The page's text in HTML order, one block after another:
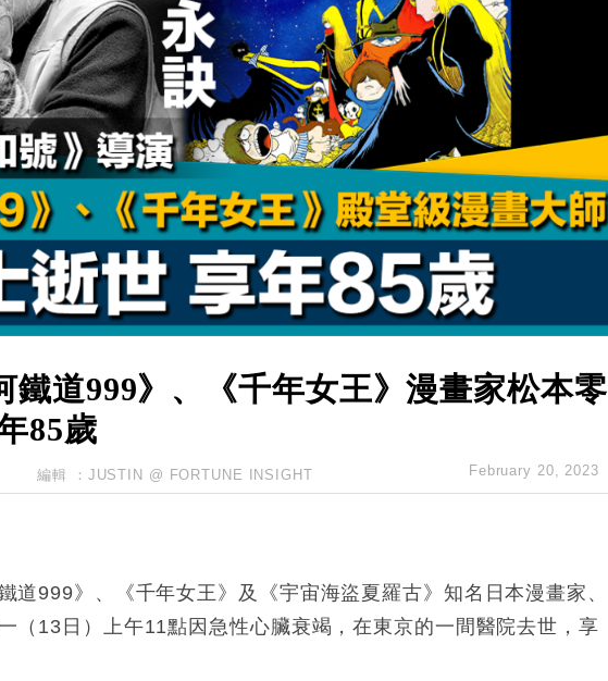
GDP預測至4.5% 看好貿易及消費表現
員要求交「保證金」 43歲女子損失近6900萬元
後回穩 全周仍升近2%
具「反」斗城亞洲CEO蔡德粦接任
跌 連挫7周創逾3年最長跌勢
出口增近24%勝預期 貿易順差達1125億美元
撐日圓 4月單日斥6.28萬億日圓干預創新高
事快結束 承認部分彈藥庫存緊張
出手 斥4億美元押注未上市公司
鐵道999》、《千年女王》漫畫家松本零
85歲
編輯 ： JUSTIN @ FORTUNE INSIGHT February 20, 2023
道999》、《千年女王》及《宇宙海盜夏羅古》知名日本漫畫家、
（13日）上午11點因急性心臟衰竭，在東京的一間醫院去世，享